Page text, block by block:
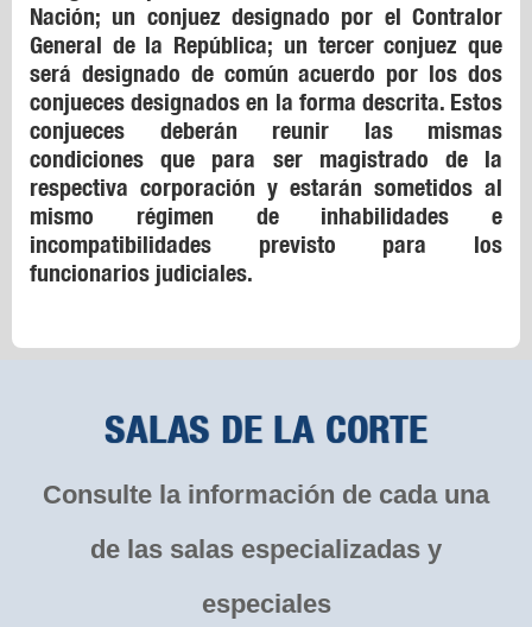
Nación; un conjuez designado por el Contralor
General de la República; un tercer conjuez que
será designado de común acuerdo por los dos
conjueces designados en la forma descrita. Estos
conjueces deberán reunir las mismas
condiciones que para ser magistrado de la
respectiva corporación y estarán sometidos al
mismo régimen de inhabilidades e
incompatibilidades previsto para los
funcionarios judiciales.
SALAS DE LA CORTE
Consulte la información de cada una
de las salas especializadas y
especiales